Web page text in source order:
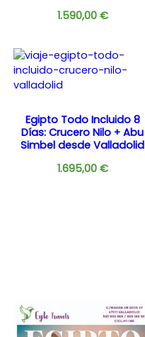
1.590,00 €
Egipto Todo Incluido 8
Días: Crucero Nilo + Abu
Simbel desde Valladolid
1.695,00 €